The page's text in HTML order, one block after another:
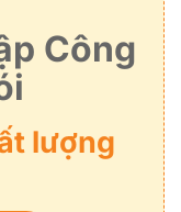
Công
lượng